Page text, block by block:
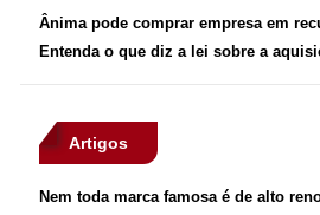
Ânima pode comprar empresa em
Entenda o que diz a lei sobre a
Artigos
Nem toda marca famosa é de alto